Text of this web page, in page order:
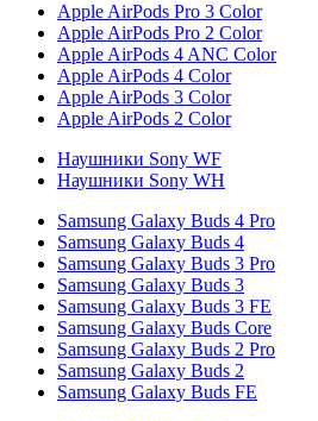
Apple AirPods Pro 3 Color
Apple AirPods Pro 2 Color
Apple AirPods 4 ANC Color
Apple AirPods 4 Color
Apple AirPods 3 Color
Apple AirPods 2 Color
Наушники Sony WF
Наушники Sony WH
Samsung Galaxy Buds 4 Pro
Samsung Galaxy Buds 4
Samsung Galaxy Buds 3 Pro
Samsung Galaxy Buds 3
Samsung Galaxy Buds 3 FE
Samsung Galaxy Buds Core
Samsung Galaxy Buds 2 Pro
Samsung Galaxy Buds 2
Samsung Galaxy Buds FE